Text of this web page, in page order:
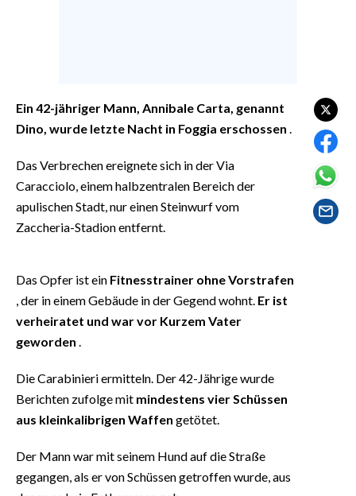
FOTO
VIDEO
INFO AZIENDE
ABBONATI
NECROLOGI
PUBBLICITÀ
Ein 42-jähriger Mann, Annibale Carta, genannt
Dino, wurde letzte Nacht in Foggia erschossen
Das Verbrechen ereignete sich in der Via
Caracciolo, einem halbzentralen Bereich der
apulischen Stadt, nur einen Steinwurf vom
Zaccheria-Stadion entfernt.
Das Opfer ist ein Fitnesstrainer ohne Vorstrafen
, der in einem Gebäude in der Gegend wohnt. Er ist
verheiratet und war vor Kurzem Vater
geworden
Die Carabinieri ermitteln. Der 42-Jährige wurde
Berichten zufolge mit mindestens vier Schüssen
aus kleinkalibrigen Waffen getötet.
Der Mann war mit seinem Hund auf die Straße
gegangen, als er von Schüssen getroffen wurde, aus